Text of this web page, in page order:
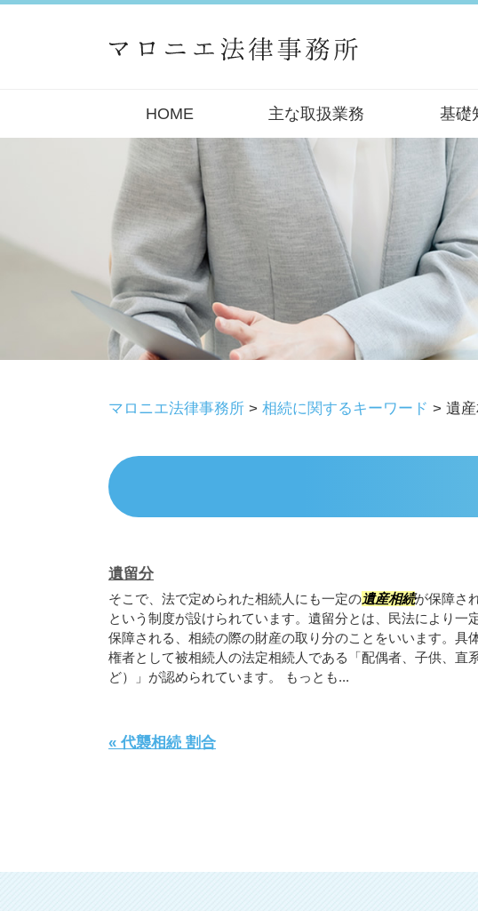
HOME 主な取扱業務 基礎
マロニエ法律事務所 > 相続に関するキーワード > 遺
遺留分
そこで、法で定められた相続人にも一定の遺産相続が保障さ
という制度が設けられています。遺留分とは、民法により一
保障される、相続の際の財産の取り分のことをいいます。具
権者として被相続人の法定相続人である「配偶者、子供、直
ど）」が認められています。 もっとも...
« 代襲相続 割合